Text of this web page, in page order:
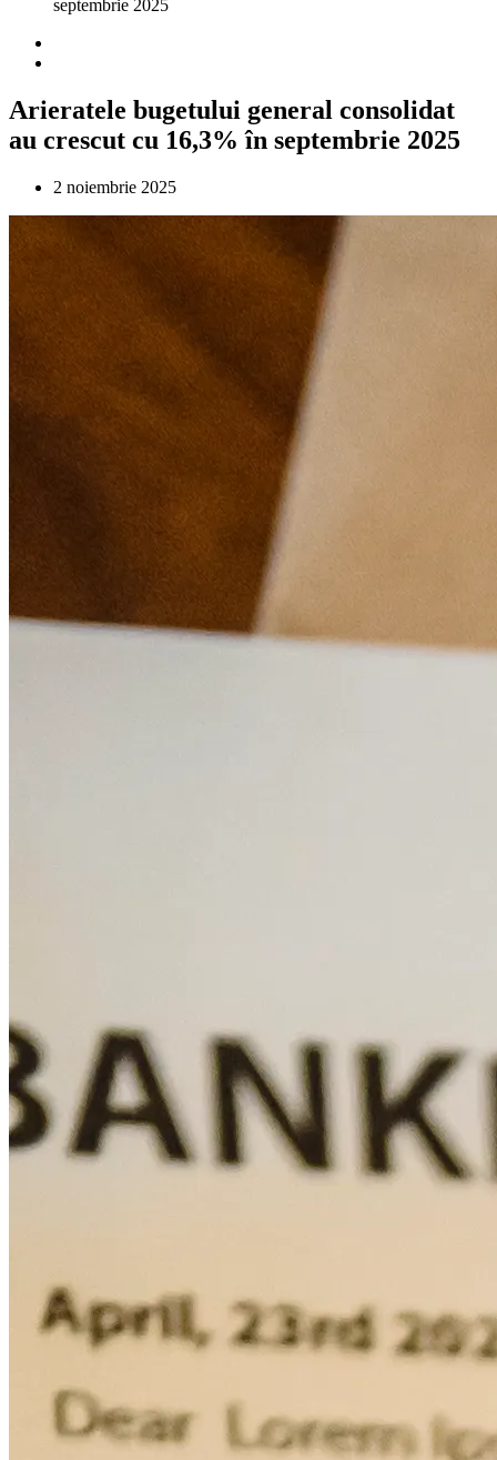
septembrie 2025
Arieratele bugetului general consolidat
au crescut cu 16,3% în septembrie 2025
2 noiembrie 2025